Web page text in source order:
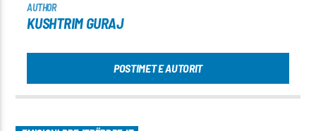
AUTHOR
KUSHTRIM GURAJ
POSTIMET E AUTORIT